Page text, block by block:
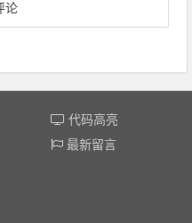
代码高亮
最新留言